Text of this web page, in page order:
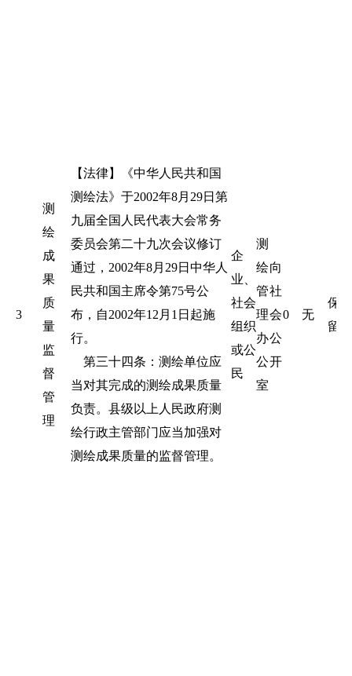
3
测
绘
成
果
质
量
监
督
管
理
【法律】《中华人民共和国
测绘法》于2002年8月29日第
九届全国人民代表大会常务
委员会第二十九次会议修订
通过，2002年8月29日中华人
民共和国主席令第75号公
布，自2002年12月1日起施
行。
第三十四条：测绘单位应
当对其完成的测绘成果质量
负责。县级以上人民政府测
绘行政主管部门应当加强对
测绘成果质量的监督管理。
企
业、
社会
组织
或公
民
测
绘
管
理
办
公
室
向
社
会
公
开
0 无
保
留